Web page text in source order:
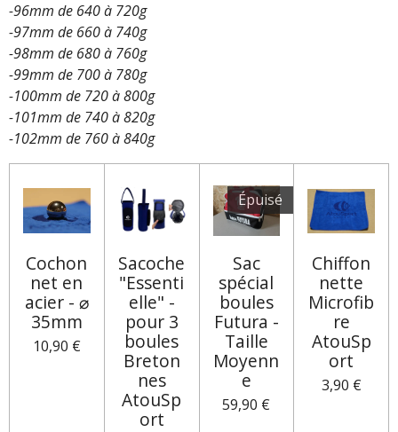
-96mm de 640 à 720g
-97mm de 660 à 740g
-98mm de 680 à 760g
-99mm de 700 à 780g
-100mm de 720 à 800g
-101mm de 740 à 820g
-102mm de 760 à 840g
Cochon
net en
acier - ⌀
35mm
10,90 €
Sacoche
"Essenti
elle" -
pour 3
boules
Breton
nes
AtouSp
ort
Épuisé
Sac
spécial
boules
Futura -
Taille
Moyenn
e
59,90 €
Chiffon
nette
Microfib
re
AtouSp
ort
3,90 €